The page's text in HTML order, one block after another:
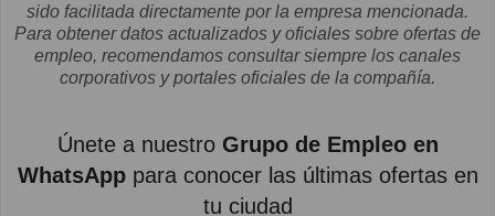
sido facilitada directamente por la empresa mencionada.
Para obtener datos actualizados y oficiales sobre ofertas de
empleo, recomendamos consultar siempre los canales
corporativos y portales oficiales de la compañía.
Únete a nuestro Grupo de Empleo en
WhatsApppara conocer las últimas ofertas en
tu ciudad